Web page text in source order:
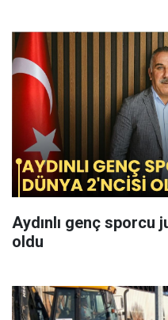
Aydınlı genç sporcu
oldu